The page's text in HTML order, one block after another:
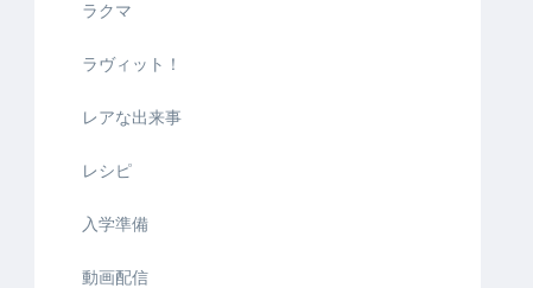
ラクマ
ラヴィット！
レアな出来事
レシピ
入学準備
動画配信